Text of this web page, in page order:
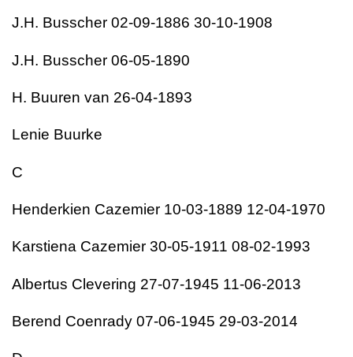
J.H. Busscher 02-09-1886 30-10-1908
J.H. Busscher 06-05-1890
H. Buuren van 26-04-1893
Lenie Buurke
C
Henderkien Cazemier 10-03-1889 12-04-1970
Karstiena Cazemier 30-05-1911 08-02-1993
Albertus Clevering 27-07-1945 11-06-2013
Berend Coenrady 07-06-1945 29-03-2014